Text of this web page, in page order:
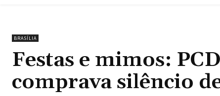
BRASÍLIA
Festas e mimos:
comprava silêncio